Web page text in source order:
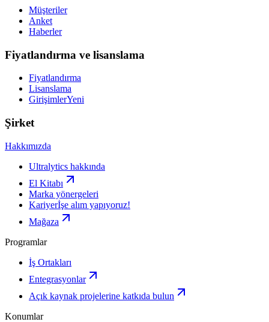
Müşteriler
Anket
Haberler
Fiyatlandırma ve lisanslama
Fiyatlandırma
Lisanslama
GirişimlerYeni
Şirket
Hakkımızda
Ultralytics hakkında
El Kitabı
Marka yönergeleri
Kariyerİşe alım yapıyoruz!
Mağaza
Programlar
İş Ortakları
Entegrasyonlar
Açık kaynak projelerine katkıda bulun
Konumlar